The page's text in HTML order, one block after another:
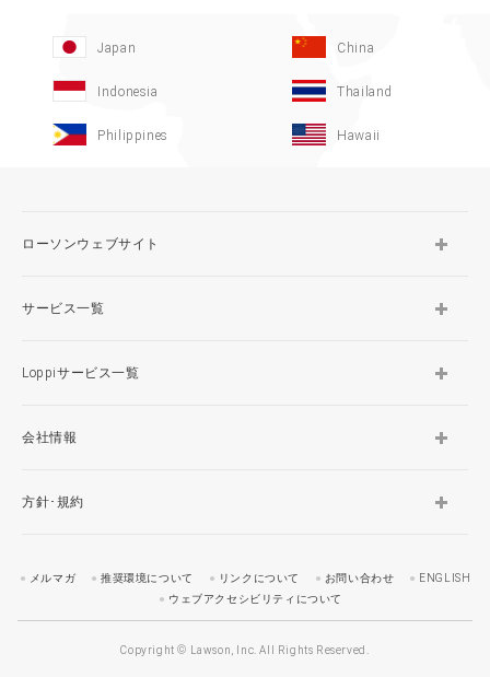
Japan China
Indonesia Thailand
Philippines Hawaii
ローソンウェブサイト
サービス一覧
Loppiサービス一覧
会社情報
方針･規約
メルマガ 推奨環境について リンクについて お問い合わせ
ENGLISH
ウェブアクセシビリティについて
Copyright © Lawson, Inc. All Rights Reserved.